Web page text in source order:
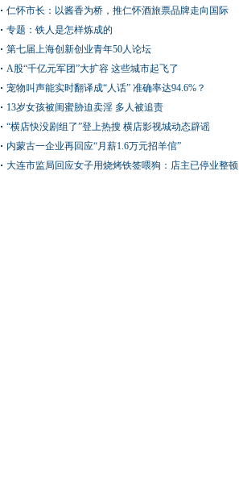
仁怀市长：以酱香为桥，推仁怀酒旅票品牌走向国际
专题：铁人是怎样炼成的
第七届上海创新创业青年50人论坛
A股“千亿元军团”大扩容 这些城市起飞了
宠物叫声能实时翻译成“人话” 准确率达94.6%？
13岁女孩被闺蜜胁迫卖淫 多人被追责
“横店快没剧组了”登上热搜 横店影视城动态辟谣
内蒙古一企业再回应“月薪1.6万元招羊倌”
大连市监局回应女子用烧烤铁签喂狗：店主已停业整顿